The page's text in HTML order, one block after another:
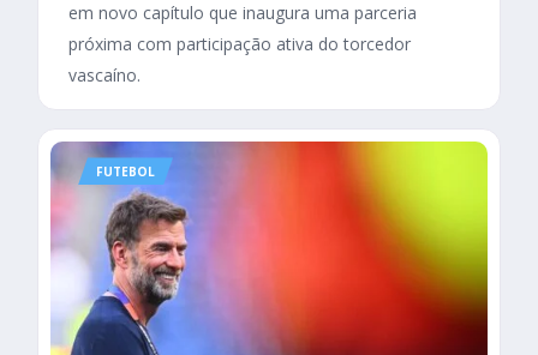
em novo capítulo que inaugura uma parceria
próxima com participação ativa do torcedor
vascaíno.
FUTEBOL